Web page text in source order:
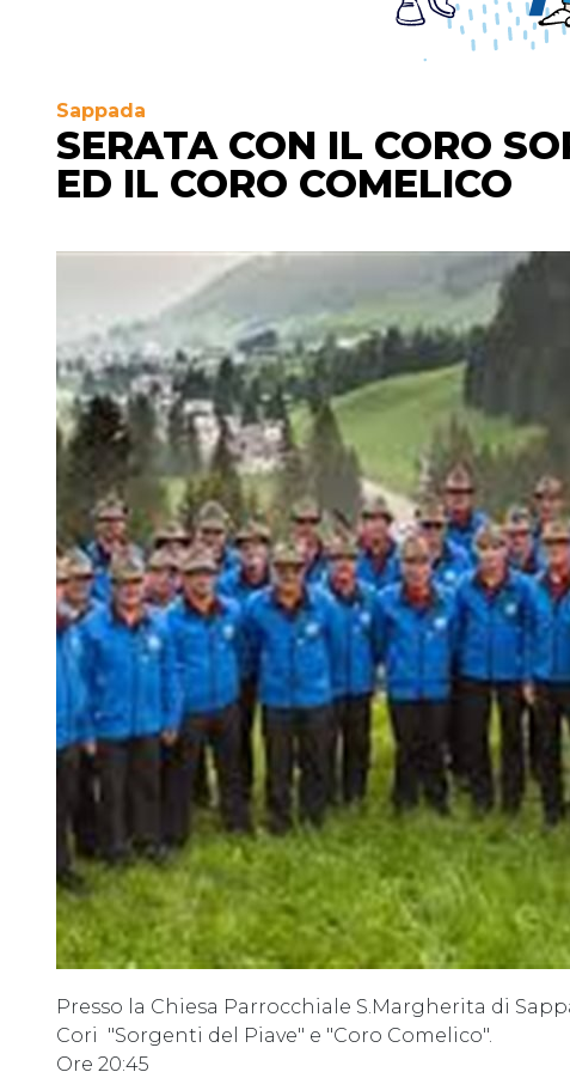
Sappada
SERATA CON IL CORO
ED IL CORO COMELICO
Presso la Chiesa Parrocchiale S.Margherita di
Cori "Sorgenti del Piave" e "Coro Comelico".
Ore 20:45